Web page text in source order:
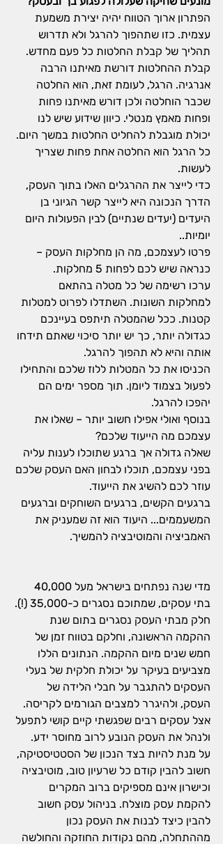
הפתרון ארוך הטווח יהיה יצירת משמעת
עצמית. כזו שתהפוך להרגל ולא תדרוש
תהליך של קבלת החלטות כל פעם מחדש.
קבלת ההחלטות דורשת מאיתנו הרבה
אנרגיה. הרגל, לעומת זאת, הוא החלטה
שכבר הוחלטה ולכן דורש מאיתנו פחות
ופחות מאמץ מנטלי. כיוון שידוע שיש לנו
יכולת מוגבלת להחליט החלטות במשך היום.
כל הרגל הוא החלטה אחת פחות שצריך
לעשות.
כדי לייצר את ההרגלים האלו בתוך העסק,
הדרך הנכונה היא לייצר קשר הגיוני בן
היעדים (יעדים שנתיים) לבין הפעולות היום
יומיות..
פרטו לעצמכם, מה הן מחלקות העסק –
כנראה שיש לכם לפחות 5 מחלקות.
ערכו רשימה של כל מטלה בהתאם
למחלקות השונות. השתדלו לפרוט למטלות
קטנות. ככל שהמטלה תיתפס בעיינכם
כגדולה יותר, כך יש יותר סיכוי שאתם תידחו
אותה והיא לא תהפוך להרגל.
הכניסו את כל המטלות ללוז שלכם והתחילו
לפעול בצמוד ליומן. תוך מספר ימים הם
יהפכו להרגל.
בנוסף ואולי אפילו חשוב יותר – שאלו את
עצמכם מה הייעוד שלכם?
שאלה גדולה אך ברגע שתוכלו לענות עליה
בפני עצמכם, תוכלו לבחון האם העסק שלכם
עוזר לכם להשיג את הייעוד.
ברגעים הקשים, ברגעים השוחקים וברגעים
המשעממים... היעוד הוא זה שמעניק את
האמביציה והמוטיבציה להמשיך.
בתי עסקים, שמתוכם נסגרים כ-35,000 (!).
חלק מבתי העסק נסגרים בתום שנת
ההקמה הראשונה, וחלקם בטווח זמן של
חמש שנים מיום ההקמה. הנתונים הללו
מצביעים בעיקר על יכולת חלקית של בעלי
העסקים להתגבר על חבלי הלידה של
העסק, ולהיגרר למצבים הגורמים לקריסה.
אצל עסקים רבים שפגשתי קיים קושי לתפעל
ולנהל את העסק הנובע לרוב מחוסר ידע.
על מנת להיות בצד הנכון של הסטטיסטיקה,
חשוב להבין קודם כל שרעיון טוב, מוטיבציה
וכישרון אינם מספיקים ברוב המקרים
להקמת עסק מוצלח. בניהול עסק חשוב
להבין כיצד לבנות את העסק נכון
מההתחלה, מהם נקודות החוזקה והחולשה